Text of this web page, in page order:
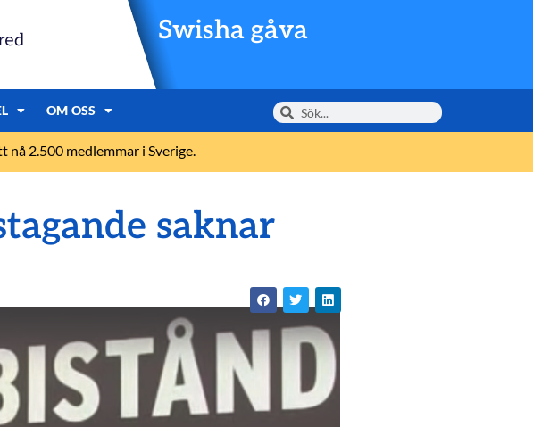
Swisha gåva
OM OSS
nå 2.500 medlemmar i Sverige.
saknar